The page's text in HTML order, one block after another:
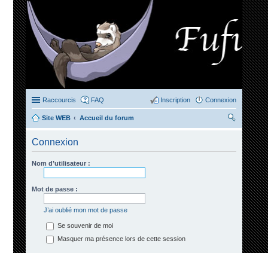
Raccourcis FAQ Connexion
Inscription
Site WEB
Accueil du forum
Connexion
Nom d’utilisateur :
Mot de passe :
J’ai oublié mon mot de passe
Se souvenir de moi
Masquer ma présence lors de cette session